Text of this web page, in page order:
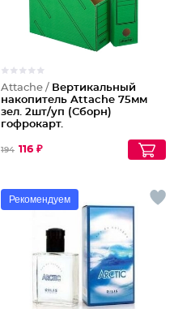
Attache / Вертикальный
накопитель Attache 75мм
зел. 2шт/уп (Сборн)
гофрокарт.
194 116 ₽
Рекомендуем